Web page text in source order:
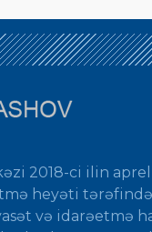
2018-ci ilin aprel
heyəti
və idarəetmə